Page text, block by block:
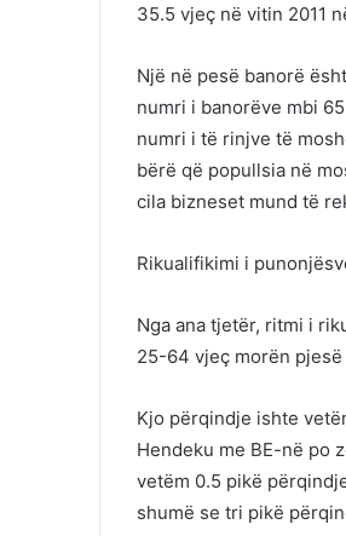
35.5 vjeç në vitin 2011
Një në pesë banorë
numri i banorëve mbi
numri i të rinjve të
bërë që popullsia në
cila bizneset mund të
Rikualifikimi i
Nga ana tjetër, ritmi i
25-64 vjeç morën
Kjo përqindje ishte
Hendeku me BE-në po
vetëm 0.5 pikë
shumë se tri pikë